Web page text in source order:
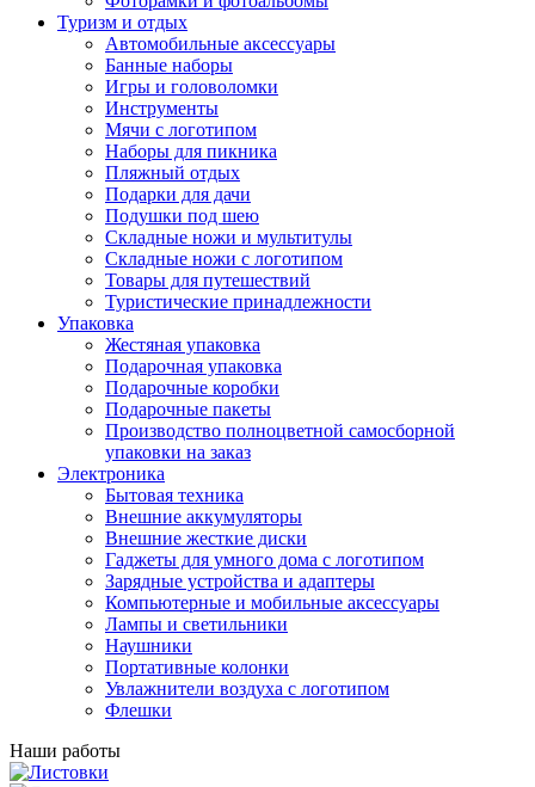
Туризм и отдых
Автомобильные аксессуары
Банные наборы
Игры и головоломки
Инструменты
Мячи с логотипом
Наборы для пикника
Пляжный отдых
Подарки для дачи
Подушки под шею
Складные ножи и мультитулы
Складные ножи с логотипом
Товары для путешествий
Туристические принадлежности
Упаковка
Жестяная упаковка
Подарочная упаковка
Подарочные коробки
Подарочные пакеты
Производство полноцветной самосборной
упаковки на заказ
Электроника
Бытовая техника
Внешние аккумуляторы
Внешние жесткие диски
Гаджеты для умного дома с логотипом
Зарядные устройства и адаптеры
Компьютерные и мобильные аксессуары
Лампы и светильники
Наушники
Портативные колонки
Увлажнители воздуха с логотипом
Флешки
Наши работы